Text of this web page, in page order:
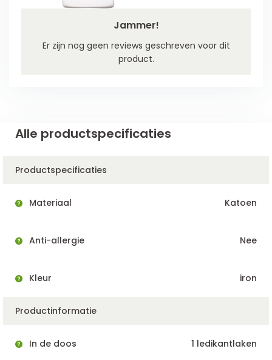
Jammer!
Er zijn nog geen reviews geschreven voor dit
product.
Alle productspecificaties
Productspecificaties
Materiaal Katoen
Anti-allergie Nee
Kleur iron
Productinformatie
In de doos 1 ledikantlaken